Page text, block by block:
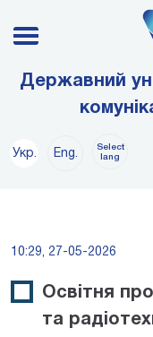
Державний
Укр. Eng.
Select
lang
10:29, 27-05-2026
Освітня
та